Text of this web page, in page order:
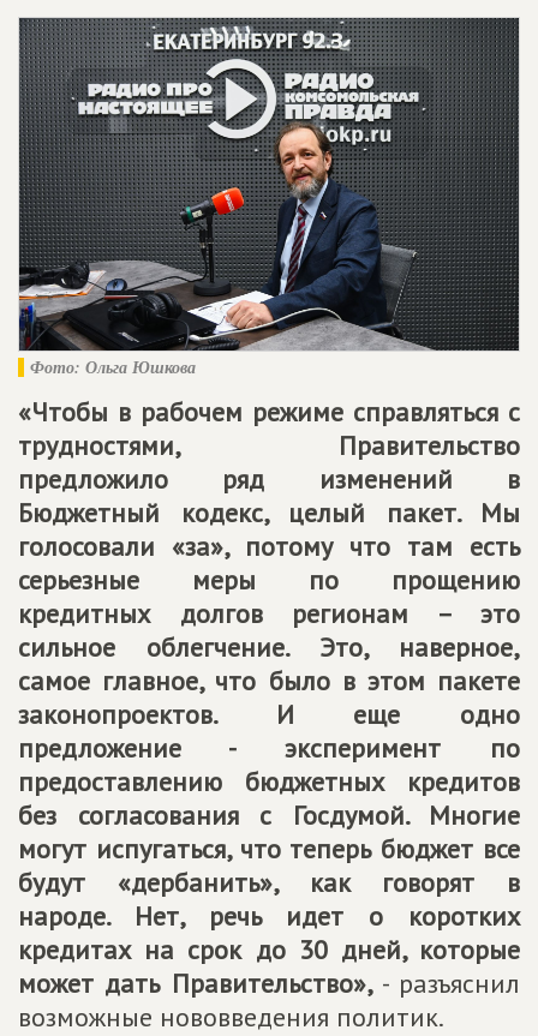
Фото: Ольга Юшкова
«Чтобы в рабочем режиме справляться с
трудностями, Правительство
предложило ряд изменений в
Бюджетный кодекс, целый пакет. Мы
голосовали «за», потому что там есть
серьезные меры по прощению
кредитных долгов регионам – это
сильное облегчение. Это, наверное,
самое главное, что было в этом пакете
законопроектов. И еще одно
предложение - эксперимент по
предоставлению бюджетных кредитов
без согласования с Госдумой. Многие
могут испугаться, что теперь бюджет все
будут «дербанить», как говорят в
народе. Нет, речь идет о коротких
кредитах на срок до 30 дней, которые
может дать Правительство»,- разъяснил
возможные нововведения политик.